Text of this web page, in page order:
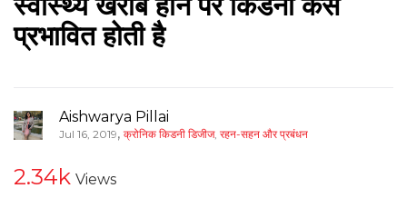
प्रभावित होती है
Aishwarya Pillai
Jul 16, 2019, क्रोनिक किडनी डिजीज, रहन-सहन और प्रबंधन
2.34k Views